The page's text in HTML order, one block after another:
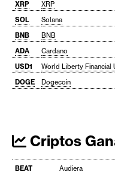
XRP
XRP
SOL
Solana
BNB
BNB
ADA
Cardano
USD1
World Liberty Financial
DOGE
Dogecoin
Criptos
BEAT Audiera